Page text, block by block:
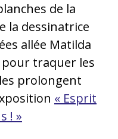
de la
la dessinatrice
allée Matilda
pour traquer les
prolongent
« Esprit
! »